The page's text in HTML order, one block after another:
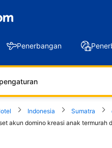
Penerbangan
Indonesia Sumatra
akun domino kreasi anak termurah